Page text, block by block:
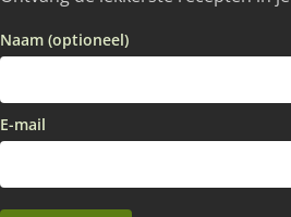
Naam (optioneel)
E-mail